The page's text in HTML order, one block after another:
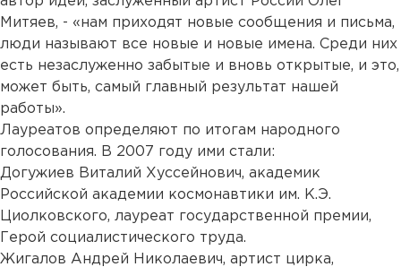
Митяев, - «нам приходят новые сообщения и письма,
люди называют все новые и новые имена. Среди них
есть незаслуженно забытые и вновь открытые, и это,
может быть, самый главный результат нашей
работы».
Лауреатов определяют по итогам народного
голосования. В 2007 году ими стали:
Догужиев Виталий Хуссейнович, академик
Российской академии космонавтики им. К.Э.
Циолковского, лауреат государственной премии,
Герой социалистического труда.
Жигалов Андрей Николаевич, артист цирка,